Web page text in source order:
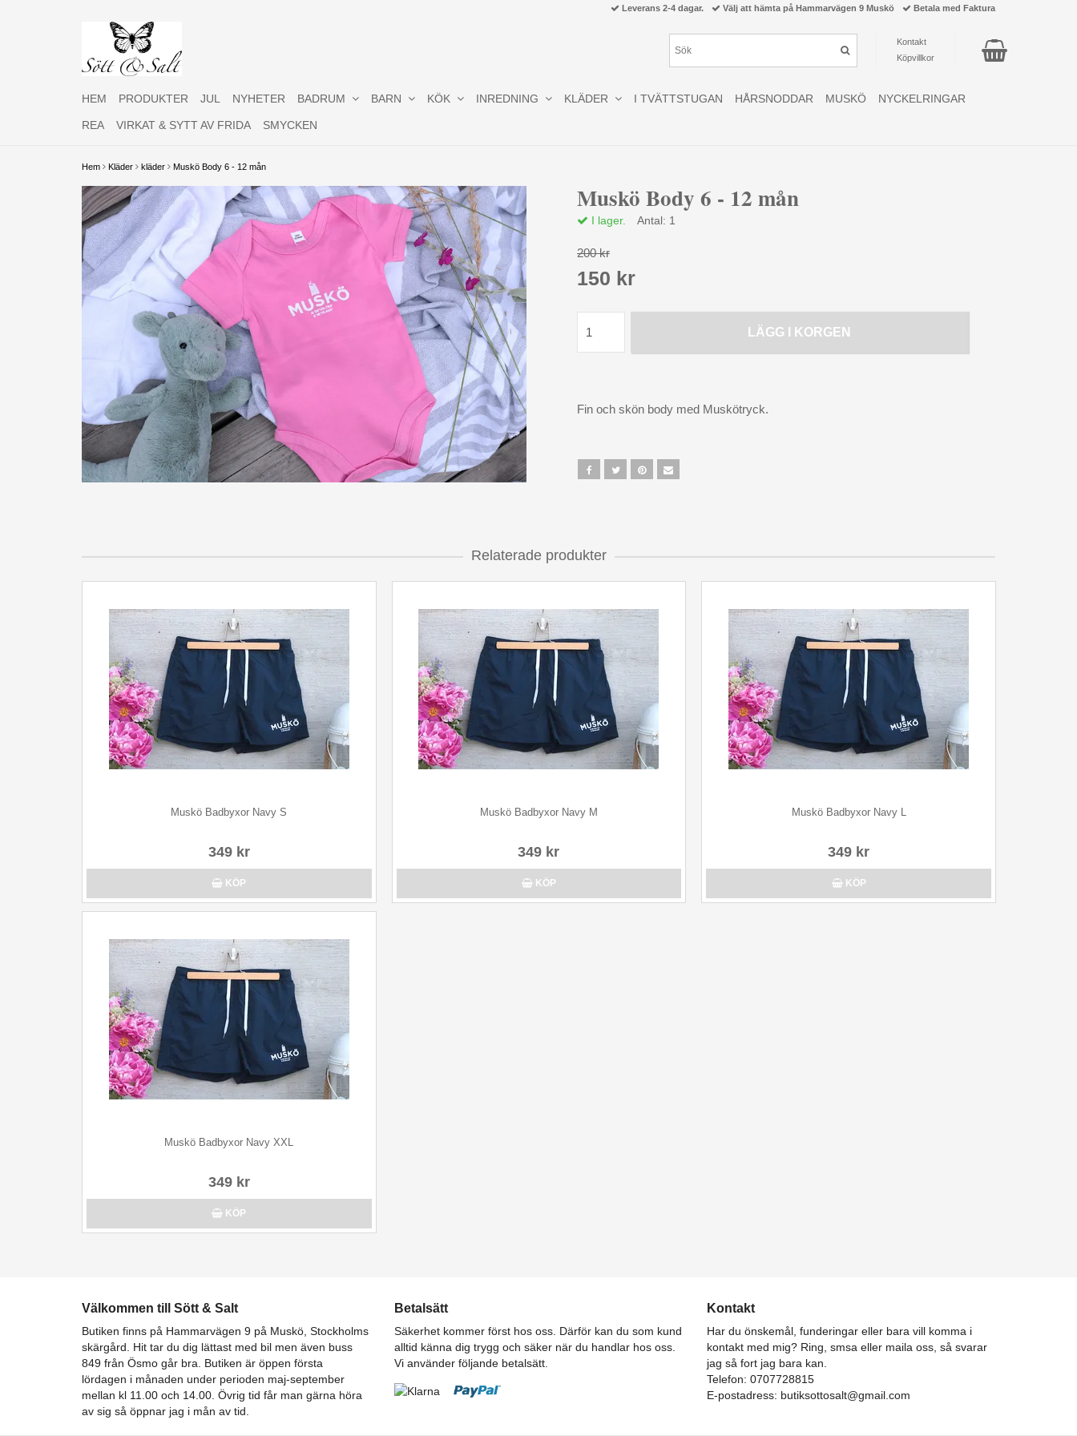
Hem Kläder kläder Muskö Body 6 - 12 mån
Muskö Body 6 - 12 mån
I lager. Antal: 1
200 kr
150 kr
LÄGG I KORGEN
Fin och skön body med Muskötryck.
Relaterade produkter
Muskö Badbyxor Navy S
349 kr
KÖP
Muskö Badbyxor Navy M
349 kr
KÖP
Muskö Badbyxor Navy L
349 kr
KÖP
Muskö Badbyxor Navy XXL
349 kr
KÖP
Välkommen till Sött & Salt
Butiken finns på Hammarvägen 9 på Muskö, Stockholms
skärgård. Hit tar du dig lättast med bil men även buss
849 från Ösmo går bra. Butiken är öppen första
lördagen i månaden under perioden maj-september
mellan kl 11.00 och 14.00. Övrig tid får man gärna höra
av sig så öppnar jag i mån av tid.
Betalsätt
Säkerhet kommer först hos oss. Därför kan du som kund
alltid känna dig trygg och säker när du handlar hos oss.
Vi använder följande betalsätt.
Kontakt
Har du önskemål, funderingar eller bara vill komma i
kontakt med mig? Ring, smsa eller maila oss, så svarar
jag så fort jag bara kan.
Telefon: 0707728815
E-postadress: butiksottosalt@gmail.com
Leverans 2-4 dagar. Välj att hämta på Hammarvägen 9 Muskö Betala med Faktura
Kontakt
Köpvillkor
HEM PRODUKTER JUL NYHETER BADRUM BARN KÖK INREDNING KLÄDER I TVÄTTSTUGAN HÅRSNODDAR MUSKÖ NYCKELRINGAR
REA VIRKAT & SYTT AV FRIDA SMYCKEN